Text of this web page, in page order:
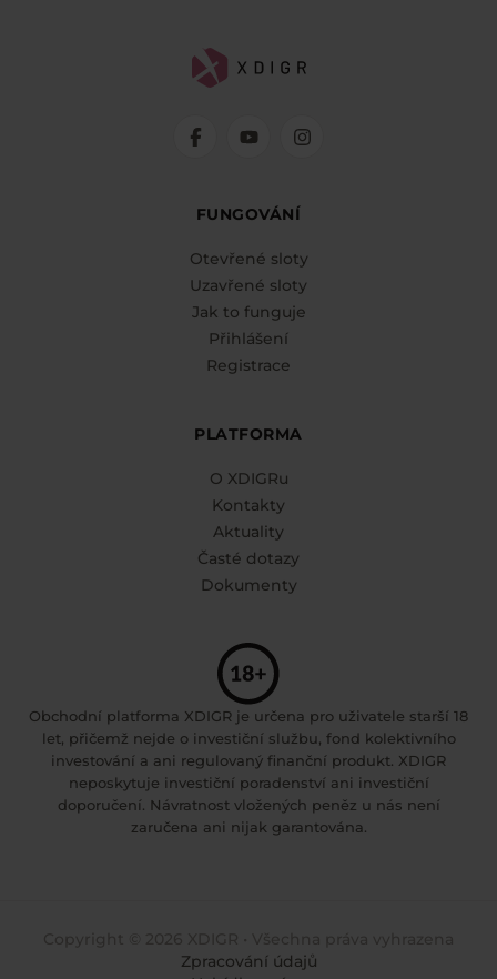
FUNGOVÁNÍ
Otevřené sloty
Uzavřené sloty
Jak to funguje
Přihlášení
Registrace
PLATFORMA
O XDIGRu
Kontakty
Aktuality
Časté dotazy
Dokumenty
Obchodní platforma XDIGR je určena pro uživatele starší 18
let, přičemž nejde o investiční službu, fond kolektivního
investování a ani regulovaný finanční produkt. XDIGR
neposkytuje investiční poradenství ani investiční
doporučení. Návratnost vložených peněz u nás není
zaručena ani nijak garantována.
Zpracování údajů